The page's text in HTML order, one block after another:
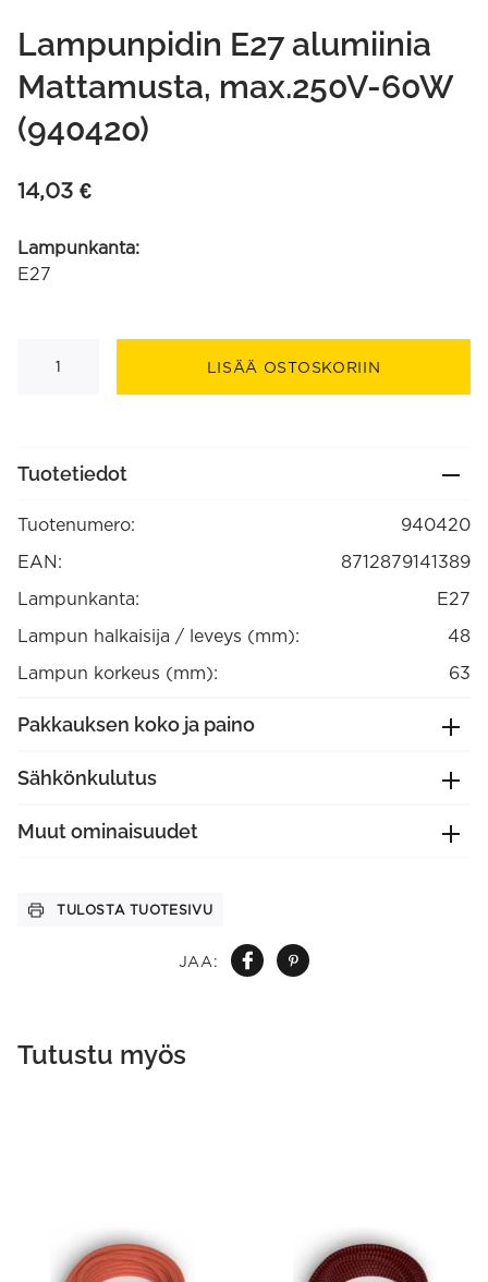
JAA:
Lampunpidin E27 alumiinia
Mattamusta, max.250V-60W
(940420)
14,03 €
Lampunkanta:
E27
LISÄÄ OSTOSKORIIN
Tuotetiedot
Tuotenumero:
940420
EAN:
8712879141389
Lampunkanta:
E27
Lampun halkaisija / leveys (mm):
48
Lampun korkeus (mm):
63
Pakkauksen koko ja paino
Sähkönkulutus
Muut ominaisuudet
TULOSTA TUOTESIVU
Tutustu myös